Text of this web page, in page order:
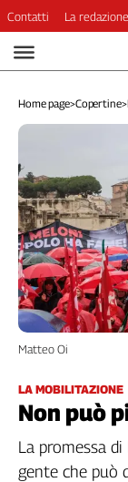
Video
Dirette
Longform
Economia
Lavoro
Ambiente
Diritti
Welfare
Italia
Internazionale
Culture
Categorie
Filcams
Filctem
Fillea
Contatti La redazione
Home page>Copertine>
LA MOBILITAZIONE
Non può
Matteo Oi
La promessa
gente che può